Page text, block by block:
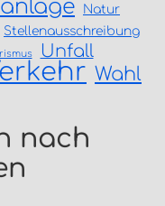
Natur
Stellenausschreibung
Unfall
Wahl
nach